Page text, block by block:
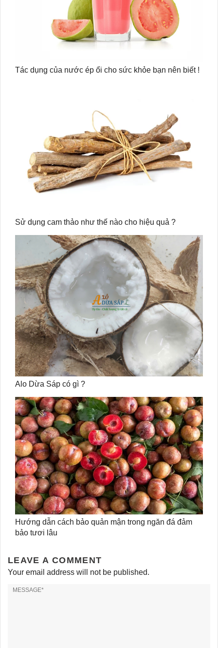
Tác dụng của nước ép ổi cho sức khỏe bạn nên biết !
Sử dụng cam thảo như thế nào cho hiệu quả ?
Alo Dừa Sáp có gì ?
Hướng dẫn cách bảo quản mận trong ngăn đá đảm
bảo tươi lâu
LEAVE A COMMENT
Your email address will not be published.